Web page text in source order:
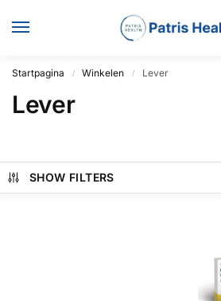
Startpagina / Winkelen / Lever
Lever
SHOW FILTERS